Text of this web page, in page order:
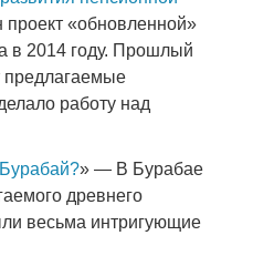
«обновленной»
в 2014 году. Прошлый
предлагаемые
работу над
» — В Бурабае
древнего
весьма интригующие